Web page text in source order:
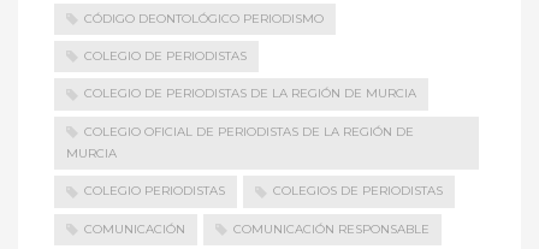
CÓDIGO DEONTOLÓGICO PERIODISMO
COLEGIO DE PERIODISTAS
COLEGIO DE PERIODISTAS DE LA REGIÓN DE MURCIA
COLEGIO OFICIAL DE PERIODISTAS DE LA REGIÓN DE
MURCIA
COLEGIO PERIODISTAS COLEGIOS DE PERIODISTAS
COMUNICACIÓN COMUNICACIÓN RESPONSABLE